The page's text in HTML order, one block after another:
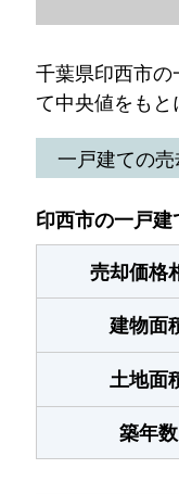
千葉県印西市
て中央値をもと
一戸建ての
印西市の一戸
売却価格
建物面
土地面
築年数